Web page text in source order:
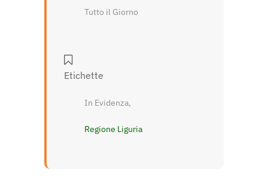
Tutto il Giorno
Etichette
In Evidenza,
Regione Liguria